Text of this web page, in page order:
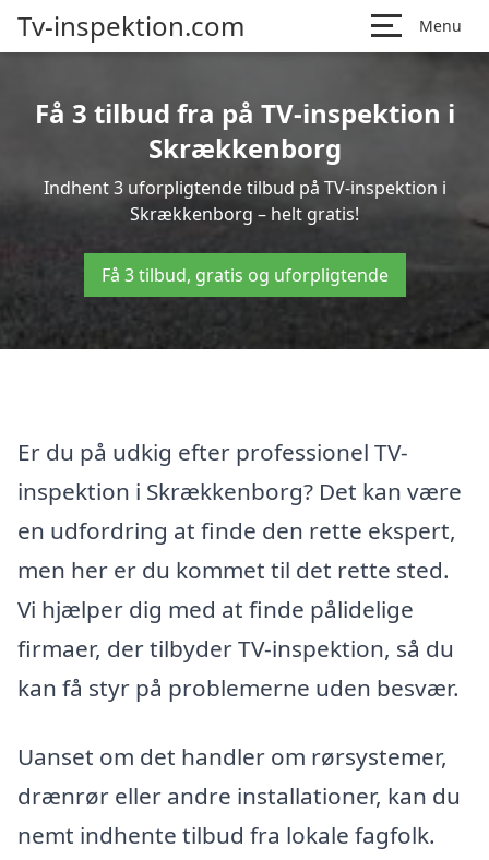
Tv-inspektion.com Menu
Få 3 tilbud fra på TV-inspektion i
Skrækkenborg
Indhent 3 uforpligtende tilbud på TV-inspektion i
Skrækkenborg – helt gratis!
Få 3 tilbud, gratis og uforpligtende
Er du på udkig efter professionel TV-
inspektion i Skrækkenborg? Det kan være
en udfordring at finde den rette ekspert,
men her er du kommet til det rette sted.
Vi hjælper dig med at finde pålidelige
firmaer, der tilbyder TV-inspektion, så du
kan få styr på problemerne uden besvær.
Uanset om det handler om rørsystemer,
drænrør eller andre installationer, kan du
nemt indhente tilbud fra lokale fagfolk.